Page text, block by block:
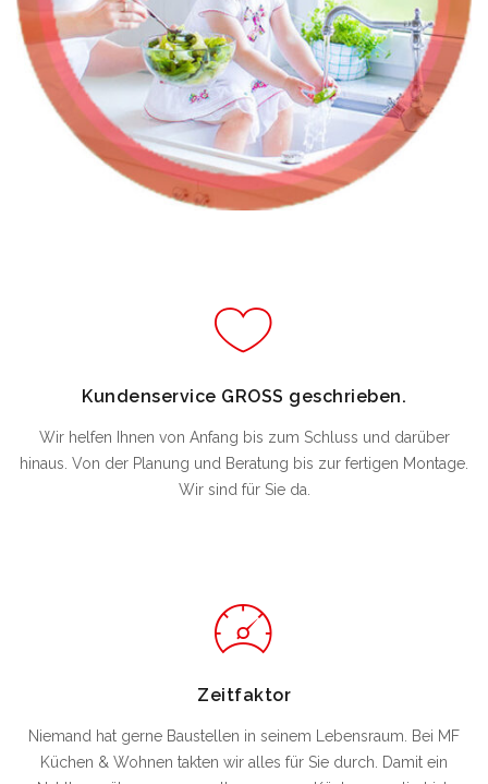
Kundenservice GROSS geschrieben.
Wir helfen Ihnen von Anfang bis zum Schluss und darüber
hinaus. Von der Planung und Beratung bis zur fertigen Montage.
Wir sind für Sie da.
Zeitfaktor
Niemand hat gerne Baustellen in seinem Lebensraum. Bei MF
Küchen & Wohnen takten wir alles für Sie durch. Damit ein